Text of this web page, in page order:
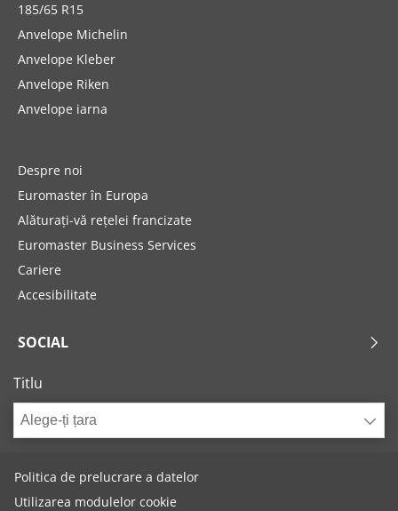
185/65 R15
Anvelope Michelin
Anvelope Kleber
Anvelope Riken
Anvelope iarna
Despre noi
Euromaster în Europa
Alăturați-vă rețelei francizate
Euromaster Business Services
Cariere
Accesibilitate
SOCIAL
Titlu
Alege-ți țara
Politica de prelucrare a datelor
Utilizarea modulelor cookie